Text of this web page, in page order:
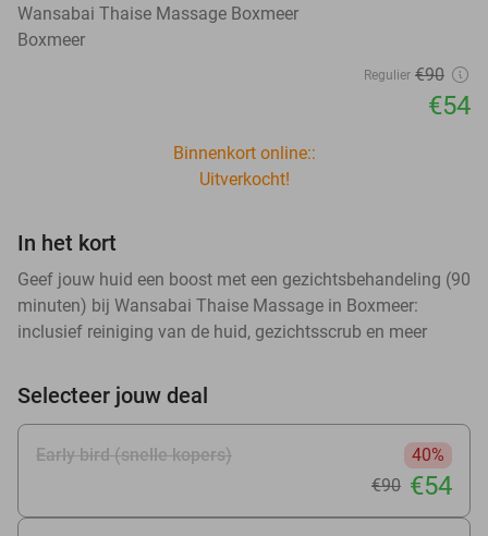
Wansabai Thaise Massage Boxmeer
Boxmeer
Regulier €90
€54
Binnenkort online::
Uitverkocht!
In het kort
Geef jouw huid een boost met een gezichtsbehandeling (90
minuten) bij Wansabai Thaise Massage in Boxmeer:
inclusief reiniging van de huid, gezichtsscrub en meer
Selecteer jouw deal
Early bird (snelle kopers)
40%
€90 €54